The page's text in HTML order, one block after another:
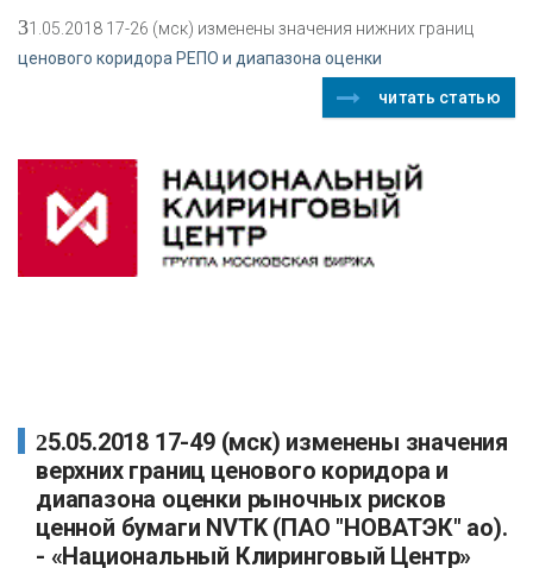
31.05.2018 17-26 (мск) изменены значения нижних границ
ценового коридора РЕПО и диапазона оценки
читать статью
25.05.2018 17-49 (мск) изменены значения
верхних границ ценового коридора и
диапазона оценки рыночных рисков
ценной бумаги NVTK (ПАО "НОВАТЭК" ао).
- «Национальный Клиринговый Центр»